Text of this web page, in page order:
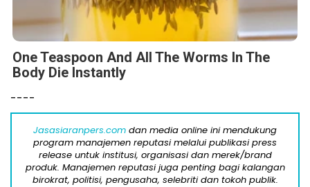
One Teaspoon And All The Worms In The
Body Die Instantly
----
Jasasiaranpers.com dan media online ini mendukung
program manajemen reputasi melalui publikasi press
release untuk institusi, organisasi dan merek/brand
produk. Manajemen reputasi juga penting bagi kalangan
birokrat, politisi, pengusaha, selebriti dan tokoh publik.